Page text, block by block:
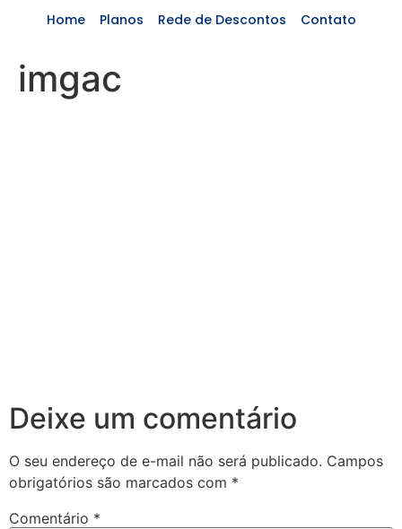
Home Planos Rede de Descontos Contato
imgac
Deixe um comentário
O seu endereço de e-mail não será publicado. Campos
obrigatórios são marcados com *
Comentário *